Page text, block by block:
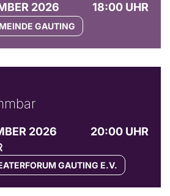
2026 18:00 UHR
GAUTING
2026
20:00 UHR
GAUTING E.V.